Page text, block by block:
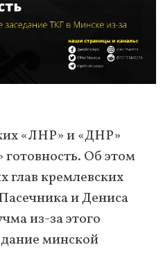
«ЛНР» и «ДНР»
Об этом
глав кремлевских
и Дениса
из-за этого
минской